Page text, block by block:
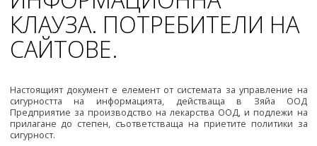
КЛАУЗА. ПОТРЕБИТЕЛИ НА
САЙТОВЕ.
Настоящият документ е елемент от системата за управление на
сигурността на информацията, действаща в Зяйа ООД
Предприятие за производство на лекарства ООД, и подлежи на
прилагане до степен, съответстваща на приетите политики за
сигурност.